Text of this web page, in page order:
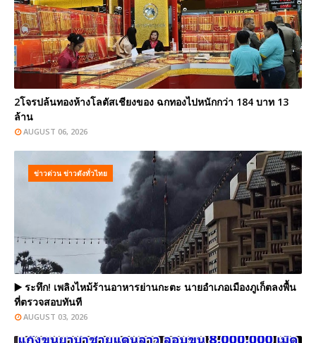
2โจรปล้นทองห้างโลตัสเชียงของ ฉกทองไปหนักกว่า 184 บาท 13
ล้าน
AUGUST 06, 2026
ข่าวด่วน ข่าวดังทั่วไทย
▶️ ระทึก! เพลิงไหม้ร้านอาหารย่านกะตะ นายอำเภอเมืองภูเก็ตลงพื้น
ที่ตรวจสอบทันที
AUGUST 03, 2026